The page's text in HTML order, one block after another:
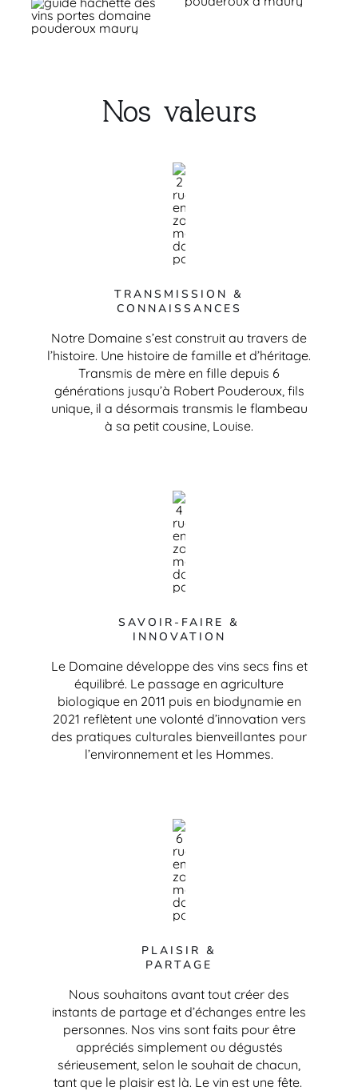
Nos valeurs
TRANSMISSION &
CONNAISSANCES
Notre Domaine s’est construit au travers de
l’histoire. Une histoire de famille et d’héritage.
Transmis de mère en fille depuis 6
générations jusqu’à Robert Pouderoux, fils
unique, il a désormais transmis le flambeau
à sa petit cousine, Louise.
SAVOIR-FAIRE &
INNOVATION
Le Domaine développe des vins secs fins et
équilibré. Le passage en agriculture
biologique en 2011 puis en biodynamie en
2021 reflètent une volonté d’innovation vers
des pratiques culturales bienveillantes pour
l’environnement et les Hommes.
PLAISIR &
PARTAGE
Nous souhaitons avant tout créer des
instants de partage et d’échanges entre les
personnes. Nos vins sont faits pour être
appréciés simplement ou dégustés
sérieusement, selon le souhait de chacun,
tant que le plaisir est là. Le vin est une fête.